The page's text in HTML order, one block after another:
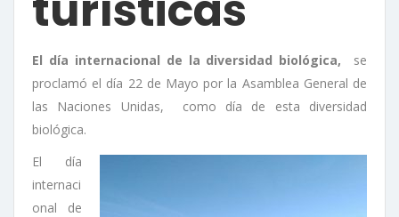
El día internacional de la diversidad biológica,
se
proclamó el día 22 de Mayo por la Asamblea General de
las Naciones Unidas, como día de esta diversidad
biológica.
El día
internaci
onal de